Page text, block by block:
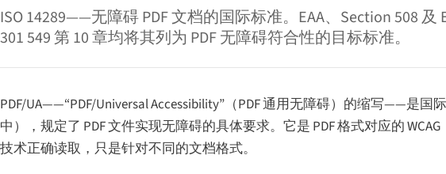
ISO 14289——无障碍 PDF 文档的国际标准。EAA、Section 508 及
301 549 第 10 章均将其列为 PDF 无障碍符合性的目标标准。
PDF/UA——“PDF/Universal Accessibility”（PDF 通用无障碍）的缩写——是国际
中），规定了 PDF 文件实现无障碍的具体要求。它是 PDF 格式对应的
技术正确读取，只是针对不同的文档格式。